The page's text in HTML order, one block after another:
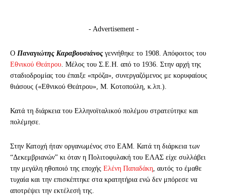
- Advertisement -
Ο Παναγιώτης Καραβουσιάνος γεννήθηκε το 1908. Απόφοιτος του
Εθνικού Θεάτρου. Μέλος του Σ.Ε.Η. από το 1936. Στην αρχή της
σταδιοδρομίας του έπαιξε «πρόζα», συνεργαζόμενος με κορυφαίους
θιάσους («Εθνικού Θεάτρου», Μ. Κοτοπούλη, κ.λπ.).
Κατά τη διάρκεια του Ελληνοϊταλικού πολέμου στρατεύτηκε και
πολέμησε.
Στην Κατοχή ήταν οργανωμένος στο ΕΑΜ. Κατά τη διάρκεια των
“Δεκεμβριανών” κι όταν η Πολιτοφυλακή του ΕΛΑΣ είχε συλλάβει
την μεγάλη ηθοποιό της εποχής Ελένη Παπαδάκη, αυτός το έμαθε
τυχαία και την επισκέπτηκε στα κρατητήρια ενώ δεν μπόρεσε να
αποτρέψει την εκτέλεσή της.